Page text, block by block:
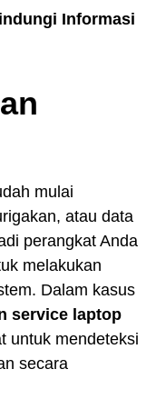
Informasi
mulai
atau data
perangkat Anda
melakukan
Dalam kasus
service laptop
untuk mendeteksi
secara